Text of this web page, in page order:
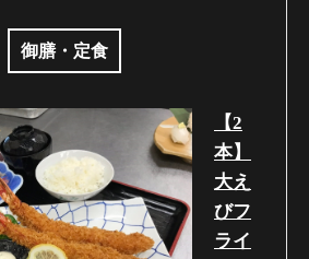
御膳・定食
【2
本】
大え
びフ
ライ